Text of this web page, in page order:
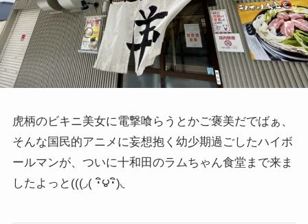
虎柄のビキニ美女に電撃喰らうとかご褒美だでばぁ、
そんな国民的アニメに妄想抱く幼少期過ごしたハイボ
ールマンが、ついに十和田のラムちゃん食堂まで来ま
したよっと (((◞( ･ิ౪･ิ)◟